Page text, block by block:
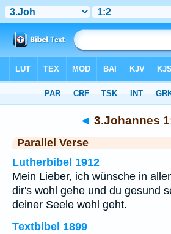
◄ 3.Johannes
Parallel Verse
Lutherbibel 1912
Mein Lieber, ich wünsche in
dir's wohl gehe und du gesund
deiner Seele wohl geht.
Textbibel 1899